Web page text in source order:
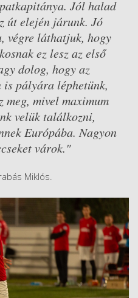
Jól halad
út elején járunk. Jó
végre láthatjuk, hogy
ez lesz az első
dolog, hogy az
pályára léphetünk,
meg, mivel maximum
velük találkozni,
Európába. Nagyon
várok."
Miklós.